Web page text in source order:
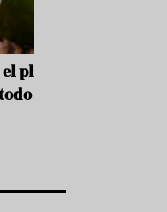
t
u
r
i
R